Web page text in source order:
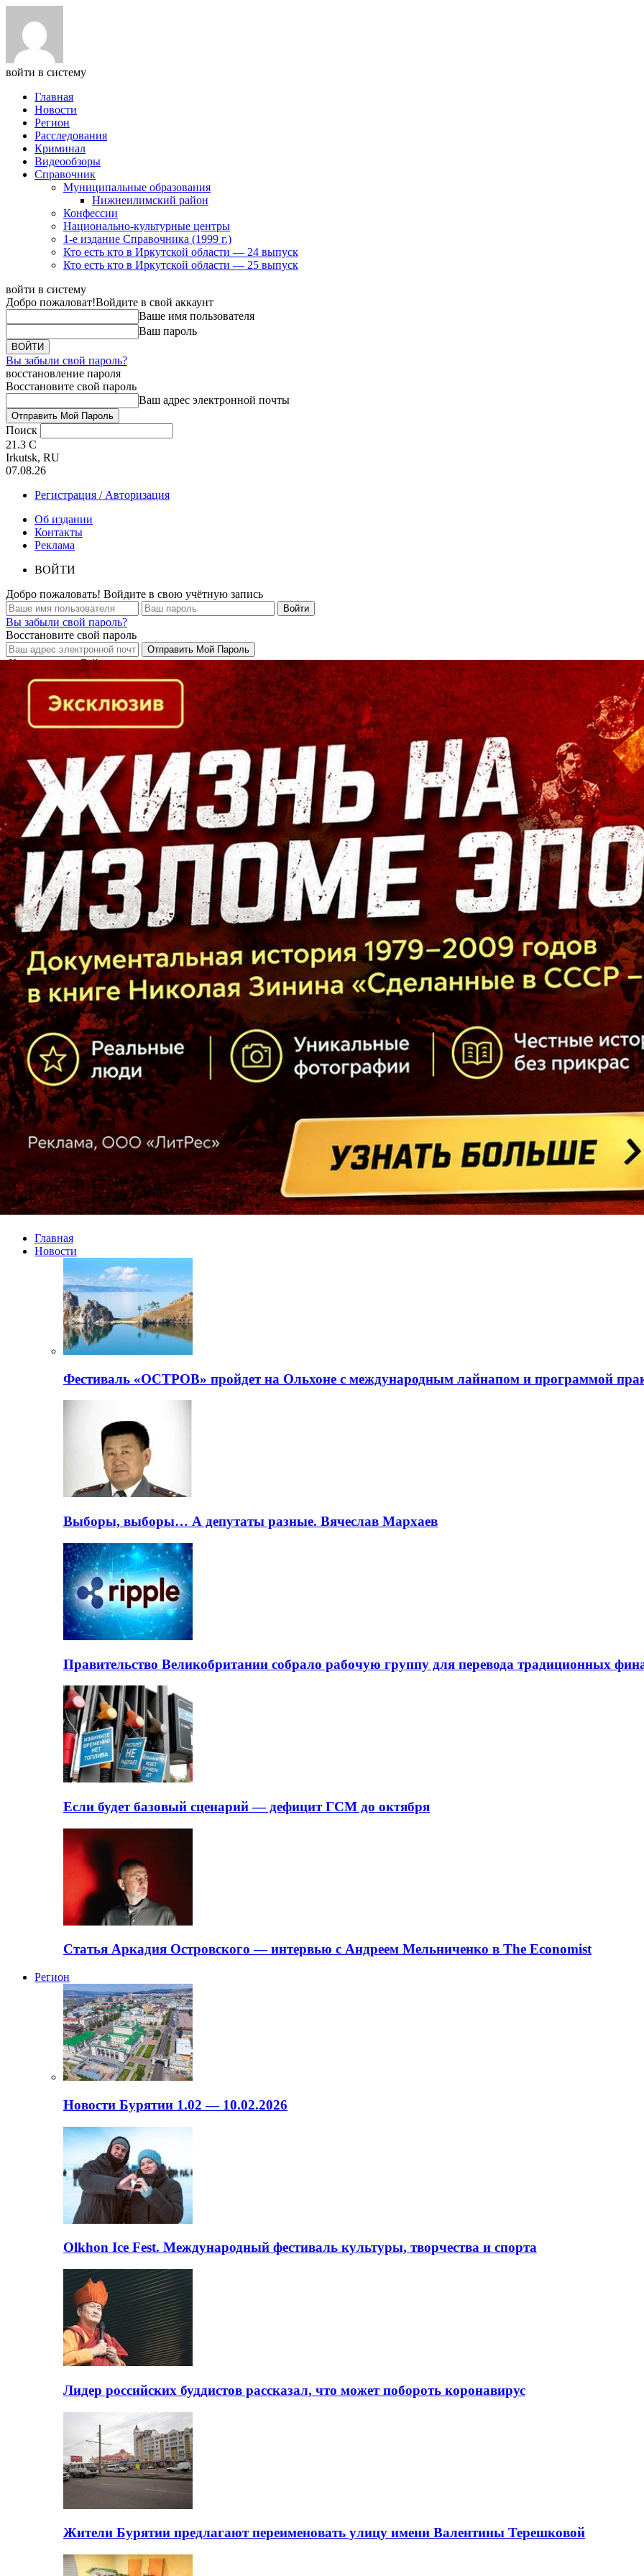
войти в систему
Главная
Новости
Регион
Расследования
Криминал
Видеообзоры
Справочник
Муниципальные образования
Нижнеилимский район
Конфессии
Национально-культурные центры
1-е издание Справочника (1999 г.)
Кто есть кто в Иркутской области — 24 выпуск
Кто есть кто в Иркутской области — 25 выпуск
войти в систему
Добро пожаловат!Войдите в свой аккаунт
Ваше имя пользователя
Ваш пароль
Вы забыли свой пароль?
восстановление пароля
Восстановите свой пароль
Ваш адрес электронной почты
Поиск
21.3 C
Irkutsk, RU
07.08.26
Регистрация / Авторизация
Об издании
Контакты
Реклама
ВОЙТИ
Добро пожаловать! Войдите в свою учётную запись
Вы забыли свой пароль?
Восстановите свой пароль
Кто есть кто в Байкальском регионе
Главная
Новости
Фестиваль «ОСТРОВ» пройдет на Ольхоне с международным лайнапом и программой
Выборы, выборы… А депутаты разные. Вячеслав Мархаев
Правительство Великобритании собрало рабочую группу для перевода традиционных
Если будет базовый сценарий — дефицит ГСМ до октября
Статья Аркадия Островского — интервью с Андреем Мельниченко в The Economist
Регион
Новости Бурятии 1.02 — 10.02.2026
Olkhon Ice Fest. Международный фестиваль культуры, творчества и спорта
Лидер российских буддистов рассказал, что может побороть коронавирус
Жители Бурятии предлагают переименовать улицу имени Валентины Терешковой